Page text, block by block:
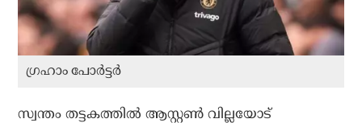
ഗ്രഹാം പോര്‍ട്ടര്‍
സ്വന്തം തട്ടകത്തില്‍ ആസ്റ്റണ്‍ വില്ലയോട്